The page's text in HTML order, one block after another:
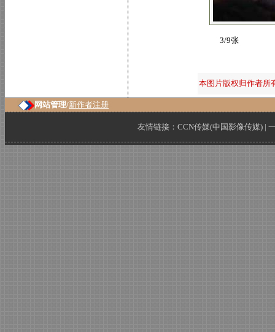
3/9张
本图片版权归作者所
网站管理/新作者注册
友情链接： CCN传媒(中国影像传媒) |